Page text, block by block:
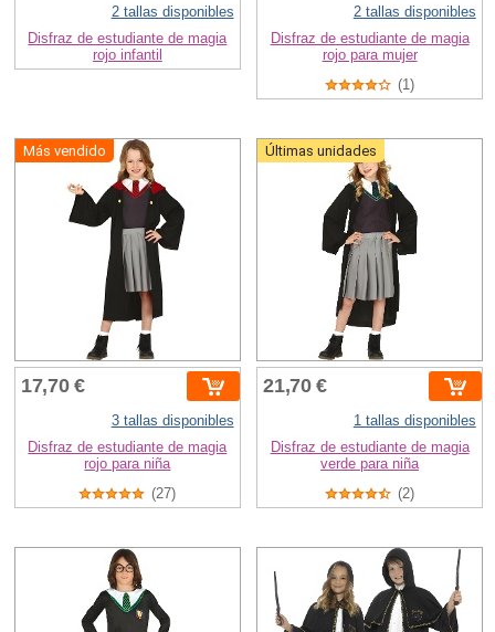
2 tallas disponibles
Disfraz de estudiante de magia
rojo infantil
2 tallas disponibles
Disfraz de estudiante de magia
rojo para mujer
(1)
Más vendido
17,70 €
3 tallas disponibles
Disfraz de estudiante de magia
rojo para niña
(27)
Últimas unidades
21,70 €
1 tallas disponibles
Disfraz de estudiante de magia
verde para niña
(2)